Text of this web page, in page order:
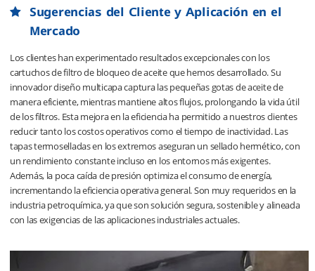
Sugerencias del Cliente y Aplicación en el
Mercado
Los clientes han experimentado resultados excepcionales con los
cartuchos de filtro de bloqueo de aceite que hemos desarrollado. Su
innovador diseño multicapa captura las pequeñas gotas de aceite de
manera eficiente, mientras mantiene altos flujos, prolongando la vida útil
de los filtros. Esta mejora en la eficiencia ha permitido a nuestros clientes
reducir tanto los costos operativos como el tiempo de inactividad. Las
tapas termoselladas en los extremos aseguran un sellado hermético, con
un rendimiento constante incluso en los entornos más exigentes.
Además, la poca caída de presión optimiza el consumo de energía,
incrementando la eficiencia operativa general. Son muy requeridos en la
industria petroquímica, ya que son solución segura, sostenible y alineada
con las exigencias de las aplicaciones industriales actuales.